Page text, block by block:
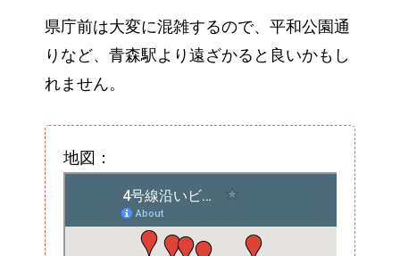
県庁前は大変に混雑するので、平和公園通
りなど、青森駅より遠ざかると良いかもし
れません。
地図：